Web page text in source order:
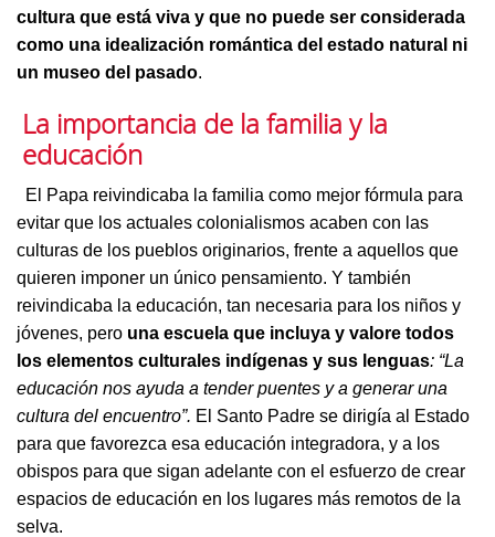
cultura que está viva y que no puede ser considerada
como una idealización romántica del estado natural ni
un museo del pasado.
La importancia de la familia y la
educación
El Papa reivindicaba la familia como mejor fórmula para
evitar que los actuales colonialismos acaben con las
culturas de los pueblos originarios, frente a aquellos que
quieren imponer un único pensamiento. Y también
reivindicaba la educación, tan necesaria para los niños y
jóvenes, pero una escuela que incluya y valore todos
los elementos culturales indígenas y sus lenguas: “La
educación nos ayuda a tender puentes y a generar una
cultura del encuentro”. El Santo Padre se dirigía al Estado
para que favorezca esa educación integradora, y a los
obispos para que sigan adelante con el esfuerzo de crear
espacios de educación en los lugares más remotos de la
selva.